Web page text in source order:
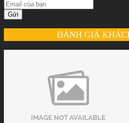
Gửi
ĐÁNH GIÁ